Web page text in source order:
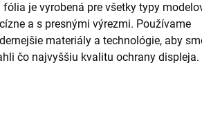
fólia je vyrobená pre všetky typy
a s presnými výrezmi. Používame
materiály a technológie, aby
čo najvyššiu kvalitu ochrany displeja.